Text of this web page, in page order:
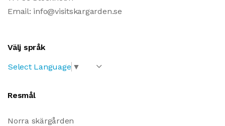
Email: info@visitskargarden.se
Välj språk
Select Language ▼
Resmål
Norra skärgården